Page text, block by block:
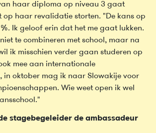
haar diploma op niveau 3 gaat
op haar revalidatie storten. "De kans op
Ik geloof erin dat het me gaat lukken.
te combineren met school, maar na
ik misschien verder gaan studeren op
mee aan internationale
in oktober mag ik naar Slowakije voor
Wie weet open ik wel
stagebegeleider de ambassadeur